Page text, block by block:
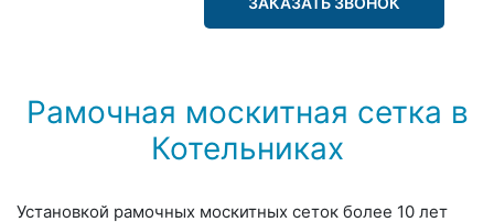
Рамочная москитная сетка в
Котельниках
Установкой рамочных москитных сеток более 10 лет